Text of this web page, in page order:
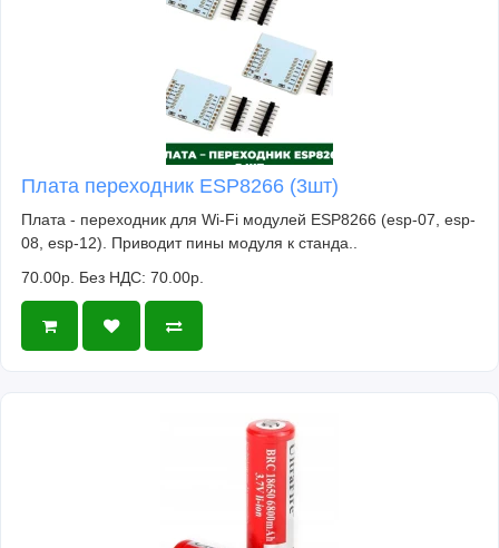
Плата переходник ESP8266 (3шт)
Плата - переходник для Wi-Fi модулей ESP8266 (esp-07, esp-
08, esp-12). Приводит пины модуля к станда..
70.00р. Без НДС: 70.00р.